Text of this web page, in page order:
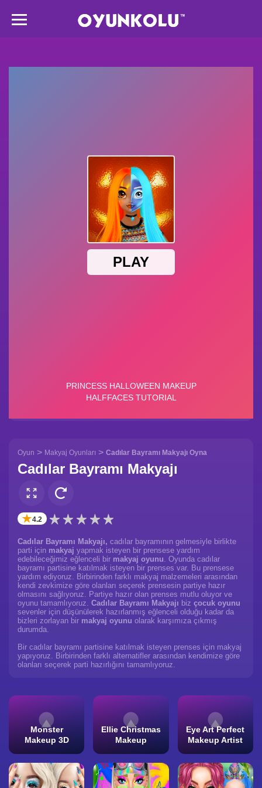
Oyun > Makyaj Oyunları > Cadılar Bayramı Makyajı Oyna
Cadılar Bayramı Makyajı
✭4.2
Cadılar Bayramı Makyajı, cadılar bayramının gelmesiyle birlikte
parti için makyaj yapmak isteyen bir prensese yardım
edebileceğimiz eğlenceli bir makyaj oyunu. Oyunda cadılar
bayramı partisine katılmak isteyen bir prenses var. Bu prensese
yardım ediyoruz. Birbirinden farklı makyaj malzemeleri arasından
kendi zevkimize göre olanları seçerek prensesin partiye hazır
olmasını sağlıyoruz. Partiye hazır olan prenses mutlu oluyor ve
oyunu tamamlıyoruz. Cadılar Bayramı Makyajı biz çocuk oyunu
sevenler için düşünülerek hazırlanmış eğlenceli olduğu kadar da
bizleri zorlayan bir makyaj oyunu olarak karşımıza çıkmış
durumda.
Bir cadılar bayramı partisine katılmak isteyen prenses için makyaj
yapıyoruz. Birbirinden farklı alternatifler arasından kendimize göre
olanları seçerek parti hazırlığını tamamlıyoruz.
Monster
Makeup 3D
Ellie Christmas
Makeup
Eye Art Perfect
Makeup Artist